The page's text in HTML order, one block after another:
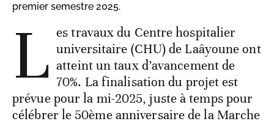
premier semestre 2025.
L es travaux du Centre hospitalier
universitaire (CHU) de Laâyoune ont
atteint un taux d’avancement de
70%. La finalisation du projet est
prévue pour la mi-2025, juste à temps pour
célébrer le 50ème anniversaire de la Marche